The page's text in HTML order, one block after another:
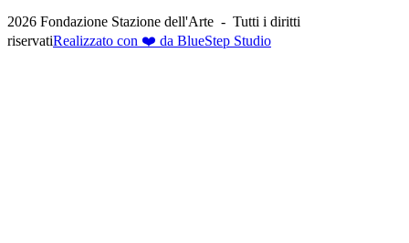
2026 Fondazione Stazione dell'Arte - Tutti i diritti
riservatiRealizzato con ❤️ da BlueStep Studio